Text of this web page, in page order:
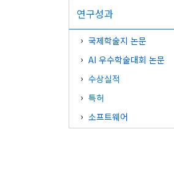
연구성과
국제학술지 논문
AI 우수학술대회 논문
수상실적
특허
소프트웨어